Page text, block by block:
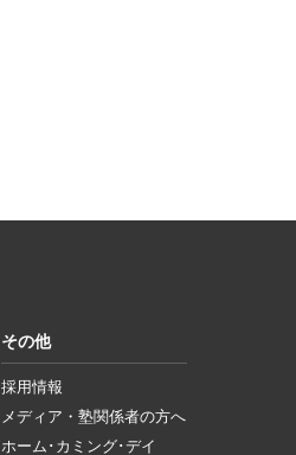
その他
採用情報
メディア・塾関係者の方へ
ホーム･カミング･デイ